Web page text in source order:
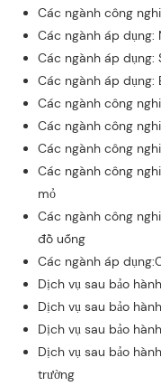
Các ngành công
Các ngành áp dụng:
Các ngành áp dụng:
Các ngành áp dụng:
Các ngành công
Các ngành công
Các ngành công
Các ngành công
mỏ
Các ngành công
đồ uống
Các ngành áp
Dịch vụ sau bảo
Dịch vụ sau bảo
Dịch vụ sau bảo
Dịch vụ sau bảo
trường